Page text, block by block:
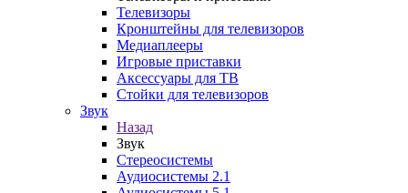
Телевизоры
Кронштейны для телевизоров
Медиаплееры
Игровые приставки
Аксессуары для ТВ
Стойки для телевизоров
Звук
Назад
Звук
Стереосистемы
Аудиосистемы 2.1